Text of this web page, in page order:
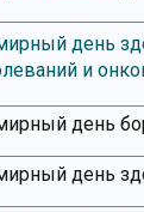
день
и
день
день